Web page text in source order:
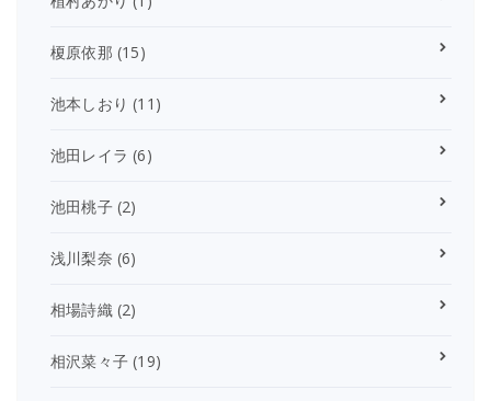
榎原依那 (15)
池本しおり (11)
池田レイラ (6)
池田桃子(2)
浅川梨奈 (6)
相場詩織(2)
相沢菜々子 (19)